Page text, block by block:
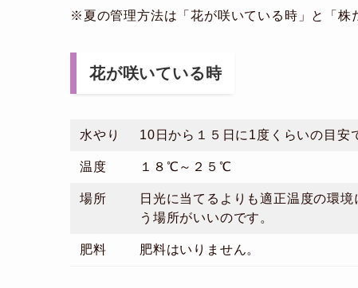
※夏の管理方法は「花が咲いている時」と「株
花が咲いている時
水やり 10日から１５日に1度くらいの目安
温度 １８℃～２５℃
場所
日光に当てるよりも適正温度の環
う場所がいいのです。
肥料 肥料はいりません。